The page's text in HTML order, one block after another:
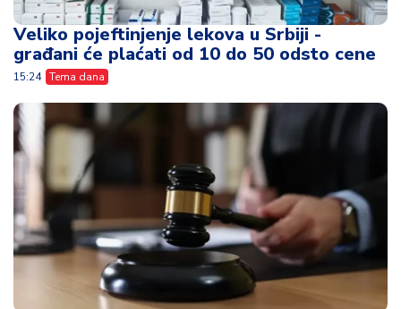
Veliko pojeftinjenje lekova u Srbiji -
građani će plaćati od 10 do 50 odsto cene
15:24 Tema dana